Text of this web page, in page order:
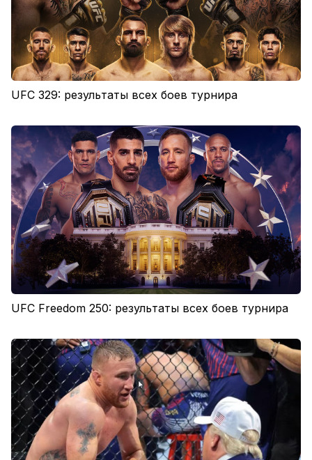
UFC 329: результаты всех боев турнира
UFC Freedom 250: результаты всех боев турнира